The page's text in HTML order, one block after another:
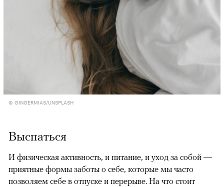
© GINGERMIAS/UNSPLASH
Выспаться
И физическая активность, и питание, и уход за собой —
приятные формы заботы о себе, которые мы часто
позволяем себе в отпуске и перерыве. На что стоит